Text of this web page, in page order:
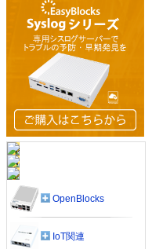
OpenBlocks
IoT関連